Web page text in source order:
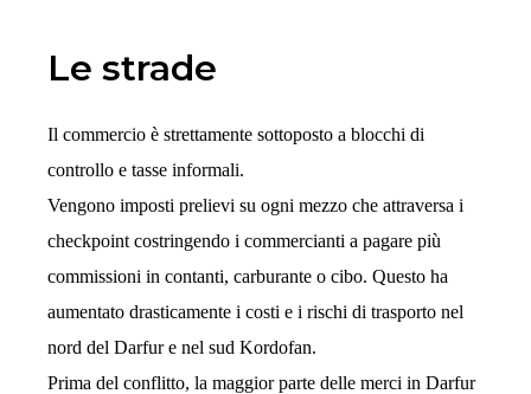
Le strade
Il commercio è strettamente sottoposto a blocchi di
controllo e tasse informali.
Vengono imposti prelievi su ogni mezzo che attraversa i
checkpoint costringendo i commercianti a pagare più
commissioni in contanti, carburante o cibo. Questo ha
aumentato drasticamente i costi e i rischi di trasporto nel
nord del Darfur e nel sud Kordofan.
Prima del conflitto, la maggior parte delle merci in Darfur